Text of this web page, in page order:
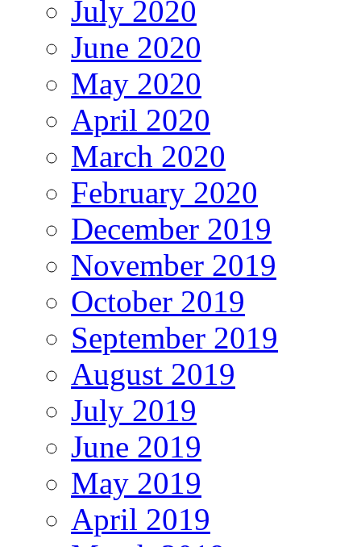
July 2020
June 2020
May 2020
April 2020
March 2020
February 2020
December 2019
November 2019
October 2019
September 2019
August 2019
July 2019
June 2019
May 2019
April 2019